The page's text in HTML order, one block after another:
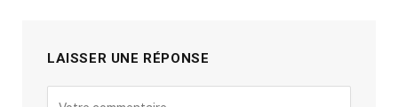
LAISSER UNE RÉPONSE